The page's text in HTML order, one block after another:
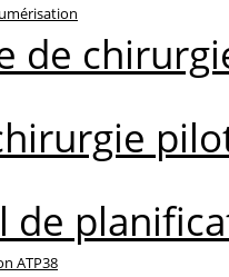
ATP38
de
de